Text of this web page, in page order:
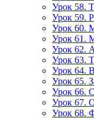
Урок 58.
Урок 59.
Урок 60.
Урок 61.
Урок 62.
Урок 63.
Урок 64.
Урок 65.
Урок 66.
Урок 67.
Урок 68.